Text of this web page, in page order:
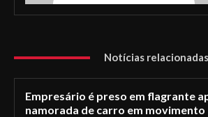
Notícias relacionadas
Empresário é preso em flagrante
namorada de carro em movimento